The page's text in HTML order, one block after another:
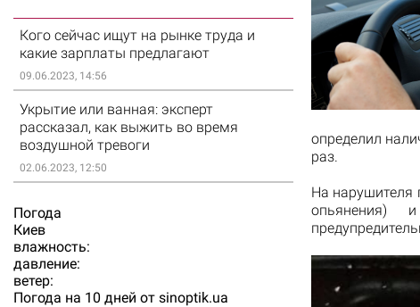
Кого сейчас ищут на рынке труда и
какие зарплаты предлагают
09.06.2023, 14:56
Укрытие или ванная: эксперт
рассказал, как выжить во время
воздушной тревоги
02.06.2023, 12:50
Погода
Киев
влажность:
давление:
ветер:
Погода на 10 дней от sinoptik.ua
определил
раз.
На нарушителя
опьянения)